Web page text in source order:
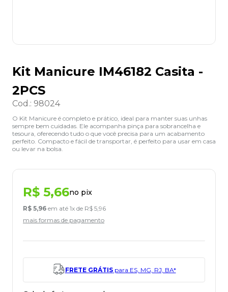
Kit Manicure IM46182 Casita -
2PCS
Cod.: 98024
O Kit Manicure é completo e prático, ideal para manter suas unhas
sempre bem cuidadas. Ele acompanha pinça para sobrancelha e
tesoura, oferecendo tudo o que você precisa para um acabamento
perfeito. Compacto e fácil de transportar, é perfeito para usar em casa
ou levar na bolsa.
R$ 5,66no pix
R$ 5,96 em até 1x de R$ 5,96
mais formas de pagamento
FRETE GRÁTISpara ES, MG, RJ, BA*